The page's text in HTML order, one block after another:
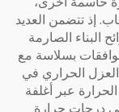
إذ تتضمن العديد
البناء الصارمة
بسلاسة مع
الحراري في
عبر أغلفة